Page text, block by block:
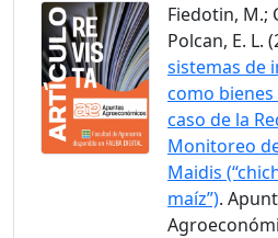
Fiedotin, M.;
Polcan, E. L.
sistemas de
como
caso de la
Monitoreo
Maidis
maíz”).